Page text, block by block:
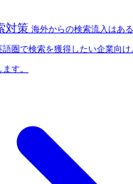
対策 海外からの検索流入はあ
圏で検索を獲得したい企業向
す。